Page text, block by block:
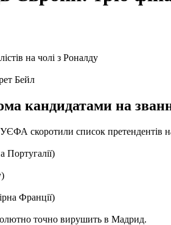
Бейл
кандидатами на
УЄФА скоротили список
Португалії)
Франції)
точно вирушить в Мадрид.